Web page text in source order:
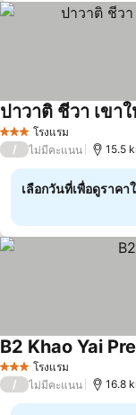
3 ดาว โรงแรม
ปาวาติ ชีวา เขา
/ ไม่มีคะแนน 15.5
เลือกวันที่เพื่อดูราค
3 ดาว โรงแรม
B2 Khao Yai
/ ไม่มีคะแนน 16.8